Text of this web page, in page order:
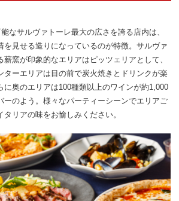
なサルヴァトーレ最大の広さを誇る店内は、
を見せる造りになっているのが特徴。サルヴァ
薪窯が印象的なエリアはピッツェリアとして、
ターエリアは目の前で炭火焼きとドリンクが楽
に奥のエリアは100種類以上のワインが約1,000
ーのよう。様々なパーティーシーンでエリアご
リアの味をお愉しみください。